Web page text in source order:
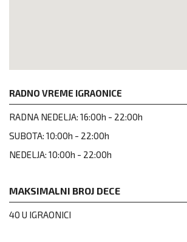
RADNO VREME IGRAONICE
RADNA NEDELJA: 16:00h - 22:00h
SUBOTA: 10:00h - 22:00h
NEDELJA: 10:00h - 22:00h
MAKSIMALNI BROJ DECE
40 U IGRAONICI